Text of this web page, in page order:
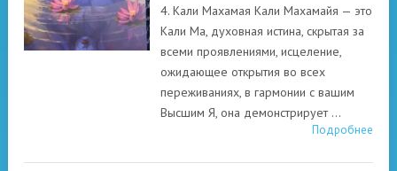
4. Кали Махамая Кали Махамайя — это
Кали Ма, духовная истина, скрытая за
всеми проявлениями, исцеление,
ожидающее открытия во всех
переживаниях, в гармонии с вашим
Высшим Я, она демонстрирует …
Подробнее